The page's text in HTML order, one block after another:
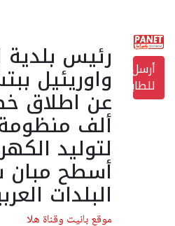
أرسل
للطابعة
رئيس بلدية
واوريئيل
ألف
لتوليد
أسطح
البلدات
موقع بانيت وقناة هلا